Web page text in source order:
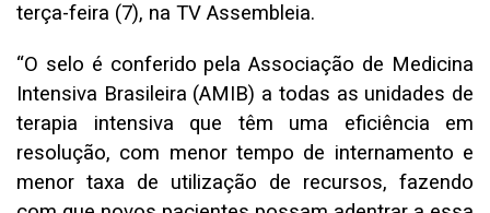
terça-feira (7), na TV Assembleia.
“O selo é conferido pela Associação de Medicina
Intensiva Brasileira (AMIB) a todas as unidades de
terapia intensiva que têm uma eficiência em
resolução, com menor tempo de internamento e
menor taxa de utilização de recursos, fazendo